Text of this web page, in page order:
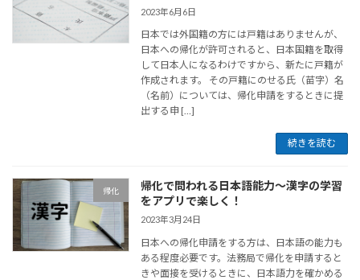
2023年6月6日
日本では外国籍の方には戸籍はありませんが、
日本への帰化が許可されると、日本国籍を取得
して日本人になるわけですから、新たに戸籍が
作成されます。 その戸籍にのせる氏（苗字）名
（名前）については、帰化申請をするときに提
出する申 […]
続きを読む
帰化
帰化で問われる日本語能力～漢字の学習
をアプリで楽しく！
2023年3月24日
日本への帰化申請をする方は、日本語の能力も
ある程度必要です。法務局で帰化を申請すると
きや面接を受けるときに、日本語力を確かめる